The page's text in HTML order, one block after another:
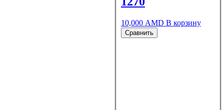
10,000 AMD В корзину
Сравнить